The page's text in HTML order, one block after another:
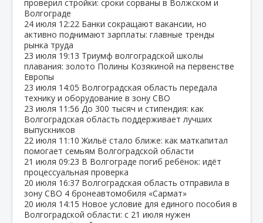
проверил стройки: сроки сорваны в Волжском и
Волгограде
24 июля 12:22 Банки сокращают вакансии, но
активно поднимают зарплаты: главные тренды
рынка труда
23 июля 19:13 Триумф волгоградской школы
плавания: золото Полины Козякиной на первенстве
Европы
23 июля 14:05 Волгоградская область передала
технику и оборудование в зону СВО
23 июля 11:56 До 300 тысяч и стипендия: как
Волгоградская область поддерживает лучших
выпускников
22 июля 11:10 Жильё стало ближе: как маткапитал
помогает семьям Волгоградской области
21 июля 09:23 В Волгограде погиб ребёнок: идёт
процессуальная проверка
20 июля 16:37 Волгоградская область отправила в
зону СВО 4 бронеавтомобиля «Сармат»
20 июля 14:15 Новое условие для единого пособия в
Волгоградской области: с 21 июля нужен